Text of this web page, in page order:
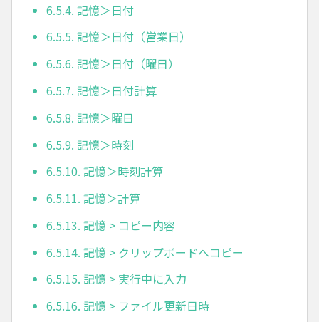
6.5.4. 記憶＞日付
6.5.5. 記憶＞日付（営業日）
6.5.6. 記憶＞日付（曜日）
6.5.7. 記憶＞日付計算
6.5.8. 記憶＞曜日
6.5.9. 記憶＞時刻
6.5.10. 記憶＞時刻計算
6.5.11. 記憶＞計算
6.5.13. 記憶 > コピー内容
6.5.14. 記憶 > クリップボードへコピー
6.5.15. 記憶 > 実行中に入力
6.5.16. 記憶 > ファイル更新日時